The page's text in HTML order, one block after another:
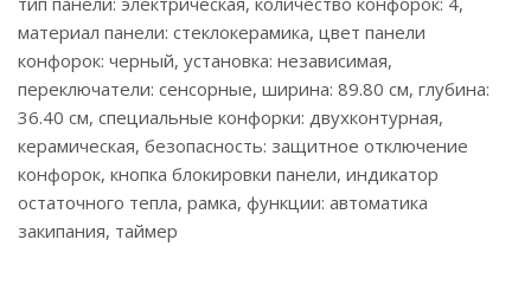
материал панели: стеклокерамика, цвет панели
конфорок: черный, установка: независимая,
переключатели: сенсорные, ширина: 89.80 см, глубина:
36.40 см, специальные конфорки: двухконтурная,
керамическая, безопасность: защитное отключение
конфорок, кнопка блокировки панели, индикатор
остаточного тепла, рамка, функции: автоматика
закипания, таймер